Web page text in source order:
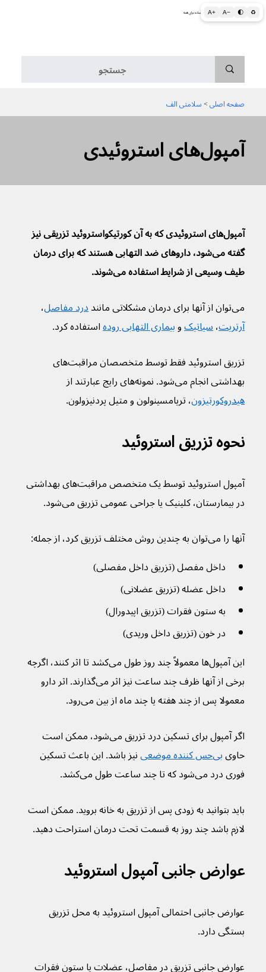
A+ A− 🌓 ♻ اطلاعات پزشکی و بهداشتی به زبان ساده برای همه
آمپول‌های استروئیدی
صفحه اصلی > سلامتی الف
آمپول‌های استروئیدی که به آن کورتیکواستروئید تزریقی نیز
گفته می‌شود، داروهای ضد التهابی هستند که برای درمان
طیف وسیعی از شرایط استفاده می‌شوند.
می‌توان از آنها برای درمان مشکلاتی مانند
درد مفاصل،
آرتریت، سیاتیک و بیماری التهابی روده استفاده کرد.
تزریق استروئید فقط توسط متخصصان مراقبت‌های
بهداشتی انجام می‌شود. نمونه‌های رایج عبارتند از
هیدروکورتیزون، تریامسینولون و متیل پردنیزولون.
نحوه تزریق استروئید
آمپول استروئید توسط یک متخصص مراقبت‌های بهداشتی
در بیمارستان، کلینیک یا جراحی عمومی تزریق می‌‌شود.
آنها را می‌توان به چندین روش مختلف تزریق کرد، از جمله:
داخل مفصل (تزریق داخل مفصلی)
داخل عضله (تزریق عضلانی)
به ستون فقرات (تزریق اپیدورال)
در خون (تزریق داخل وریدی)
این آمپول‌ها معمولاً چند روز طول می‌کشد تا اثر کنند، اگرچه
برخی از آنها ظرف چند ساعت نیز اثر می‌گذارند. اثر دارو
معمولا پس از چند هفته یا چند ماه از بین می‌رود.
اگر آمپول برای تسکین درد تزریق می‌شود، ممکن است
حاوی بی‌حس کننده موضعی نیز باشد. این باعث تسکین
فوری درد می‌شود که تا چند ساعت طول می‌کشد.
باید بتوانید به زودی پس از تزریق به خانه بروید. ممکن است
لازم باشد چند روز به قسمت تحت درمان استراحت دهید.
عوارض جانبی آمپول استروئید
عوارض جانبی احتمالی آمپول استروئید به محل تزریق
بستگی دارد.
عوارض جانبی تزریق در مفاصل، عضلات یا ستون فقرات